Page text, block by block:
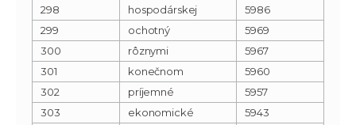
298 hospodárskej
5986
299
ochotný
5969
300
rôznymi
5967
301
konečnom
5960
302
príjemné
5957
303
ekonomické
5943